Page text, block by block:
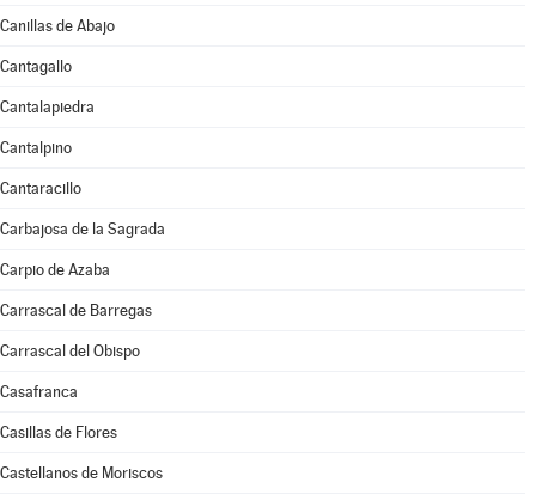
Canillas de Abajo
Cantagallo
Cantalapiedra
Cantalpino
Cantaracillo
Carbajosa de la Sagrada
Carpio de Azaba
Carrascal de Barregas
Carrascal del Obispo
Casafranca
Casillas de Flores
Castellanos de Moriscos